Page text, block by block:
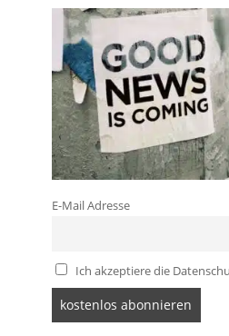
E-Mail Adresse
Ich akzeptiere die